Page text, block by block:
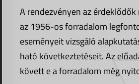
A rendezvényen az
az 1956-os forradalom
eseményeit vizsgáló
ható következtetéseit. Az
követt e a forradalom még